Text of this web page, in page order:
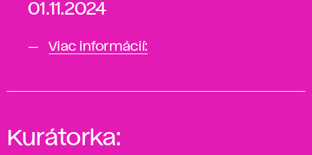
01.11.2024
Viac informácií:
Kurátorka: